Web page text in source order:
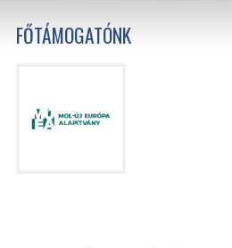
FŐTÁMOGATÓNK